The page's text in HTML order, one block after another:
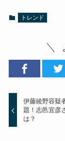
トレンド
伊藤綾野容疑
題！志邑宜彦
は？